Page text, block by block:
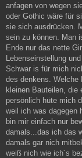
anfagen von wegen
oder Gothic wäre für
sie sich ausdrücken.
sein zu können. Man
Ende nur das nette
Lebenseinstellung
Schwar is für mich
des denkens.
kleinen Bauteilen, die
persönlich hüte mich
weil ich was dagegen
bin mir einfach nur
damals...das ich das
damals gar nich
weiß nich wie ich´s